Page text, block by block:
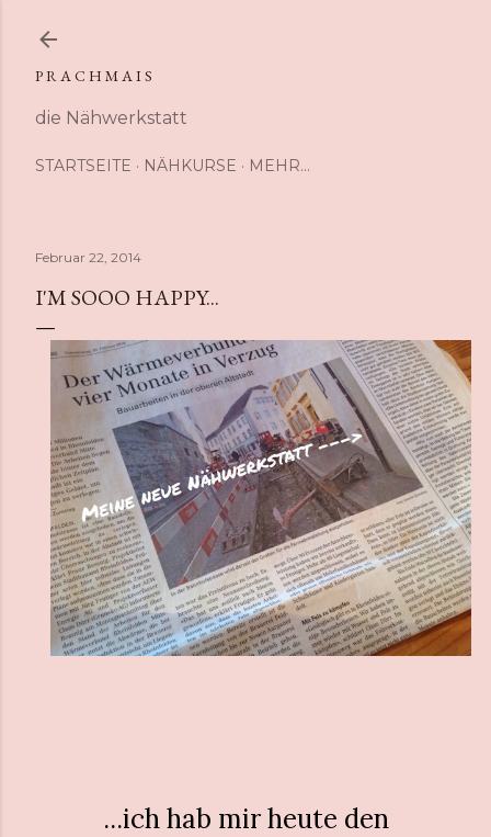
P R A C H M A I S
die Nähwerkstatt
STARTSEITE NÄHKURSE MEHR…
Februar 22, 2014
I'M SOOO HAPPY...
...ich hab mir heute den